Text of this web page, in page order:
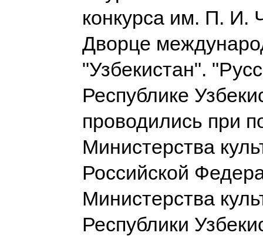
конкурса им. П. И.
Дворце
"Узбекистан".
Республике
проводились при
Министерства
Российской
Министерства
Республики